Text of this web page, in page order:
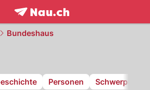
frontpage.NAU.ch
Bundeshaus
Personen Schwerpunkte